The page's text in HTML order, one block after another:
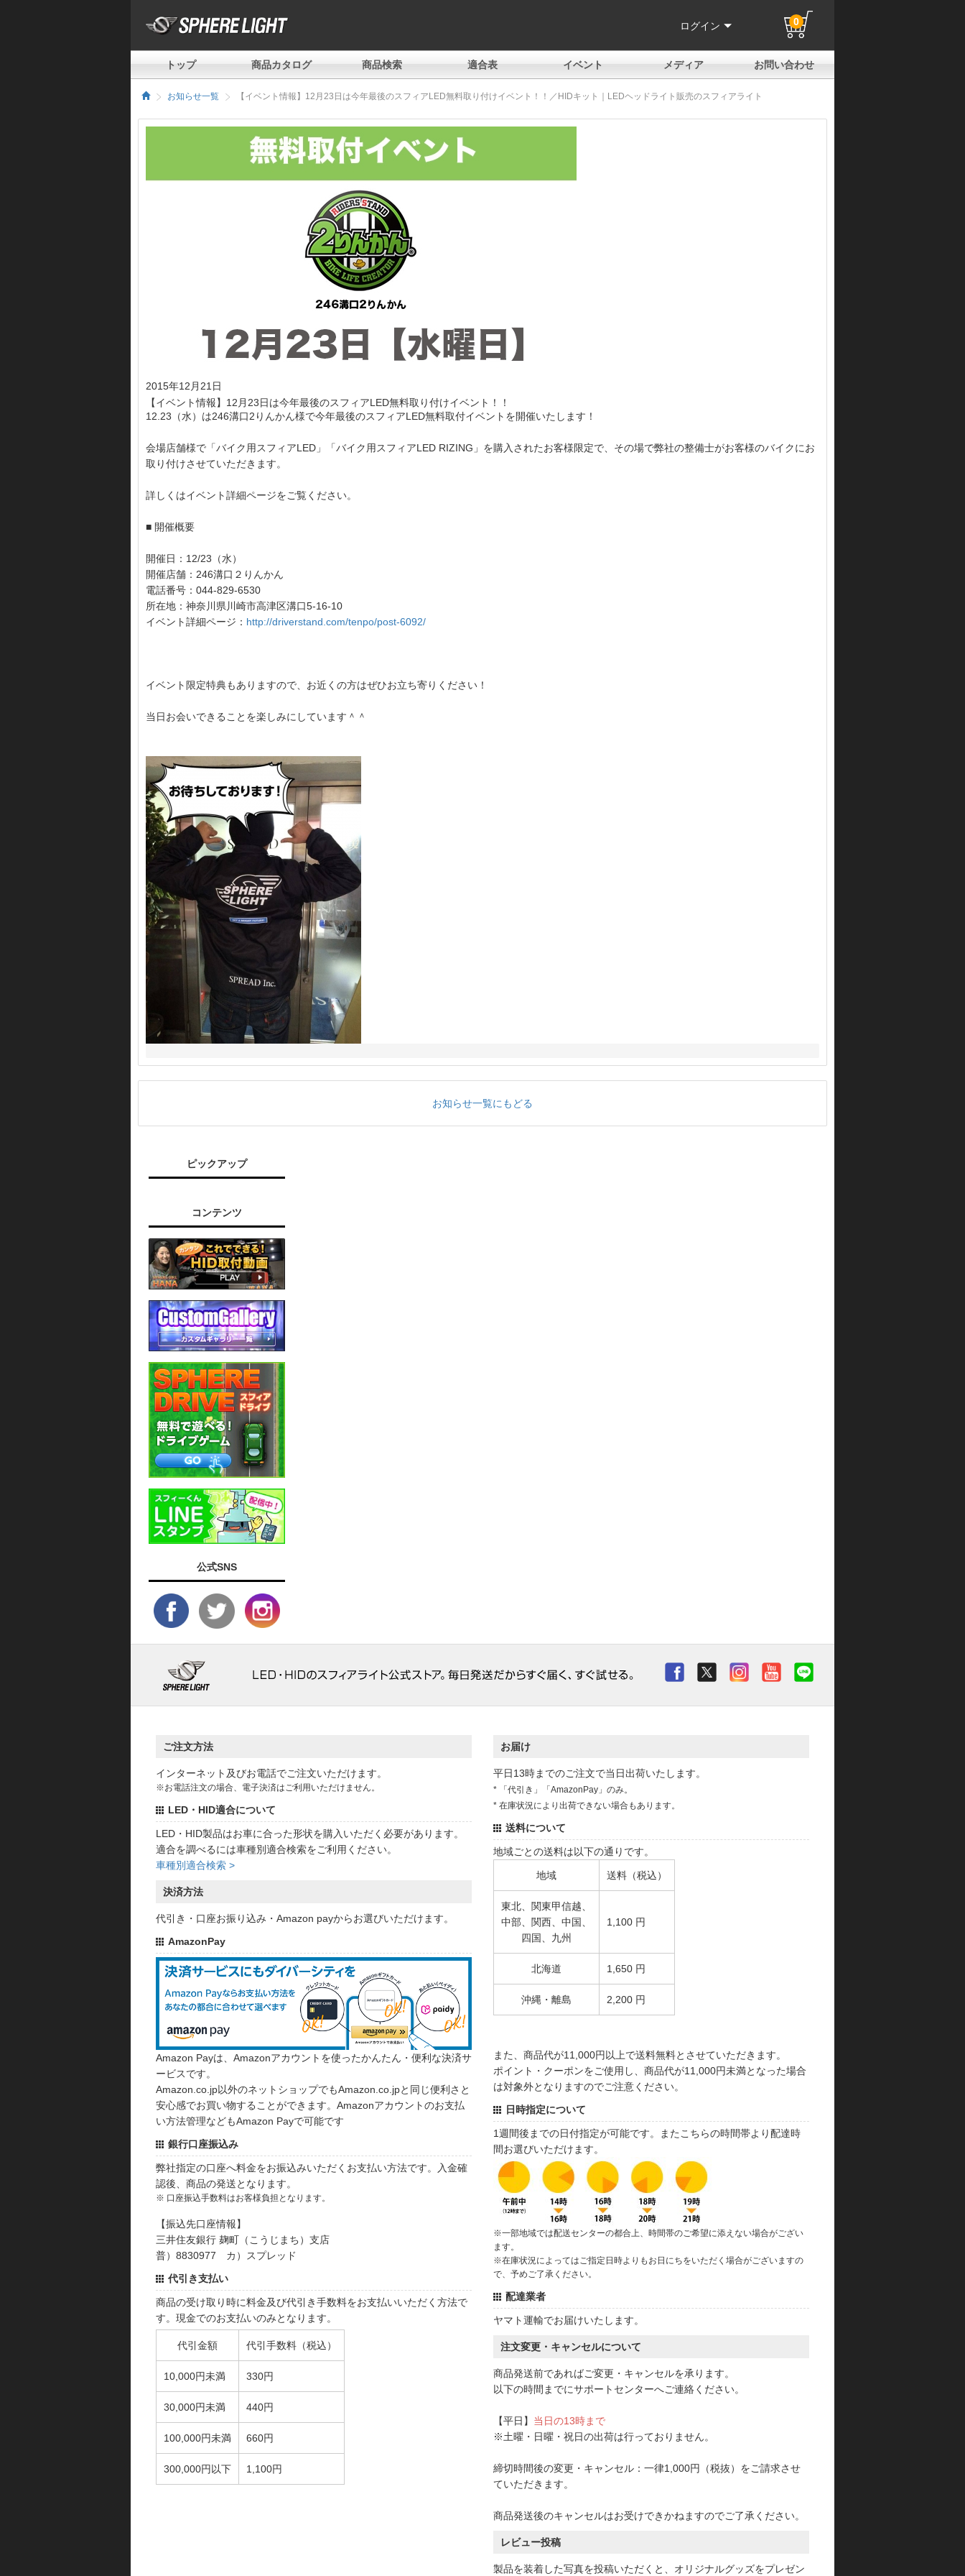
ログイン 0
トップ 商品カタログ 商品検索 適合表 イベント メディア お問い合わせ
はじめての方へ
よくある質問
電話でのお問い合わせ
メールお問い合わせ
全国取扱店
全国取付協力店
業販申請フォーム
製品保証申請のご案内
ユーザー登録（保証）
お知らせ一覧 【イベント情報】12月23日は今年最後のスフィアLED無料取り付けイベント！！／HIDキット｜LEDヘッドライト販売のスフィアライト
2015年12月21日
【イベント情報】12月23日は今年最後のスフィアLED無料取り付けイベント！！
12.23（水）は246溝口2りんかん様で今年最後のスフィアLED無料取付イベントを開催いたします！
会場店舗様で「バイク用スフィアLED」「バイク用スフィアLED RIZING」を購入されたお客様限定で、その場で弊社の整備士がお客様のバイクにお
取り付けさせていただきます。
詳しくはイベント詳細ページをご覧ください。
■ 開催概要
開催日：12/23（水）
開催店舗：246溝口２りんかん
電話番号：044-829-6530
所在地：神奈川県川崎市高津区溝口5-16-10
イベント詳細ページ： http://driverstand.com/tenpo/post-6092/
イベント限定特典もありますので、お近くの方はぜひお立ち寄りください！
当日お会いできることを楽しみにしています＾＾
お知らせ一覧にもどる
ピックアップ
コンテンツ
公式SNS
ご注文方法
インターネット及びお電話でご注文いただけます。
※お電話注文の場合、電子決済はご利用いただけません。
LED・HID適合について
LED・HID製品はお車に合った形状を購入いただく必要があります。
適合を調べるには車種別適合検索をご利用ください。
車種別適合検索 >
決済方法
代引き・口座お振り込み・Amazon payからお選びいただけます。
AmazonPay
Amazon Payは、Amazonアカウントを使ったかんたん・便利な決済サ
ービスです。
Amazon.co.jp以外のネットショップでもAmazon.co.jpと同じ便利さと
安心感でお買い物することができます。Amazonアカウントのお支払
い方法管理などもAmazon Payで可能です
銀行口座振込み
弊社指定の口座へ料金をお振込みいただくお支払い方法です。入金確
認後、商品の発送となります。
※ 口座振込手数料はお客様負担となります。
【振込先口座情報】
三井住友銀行 麹町（こうじまち）支店
普）8830977 カ）スプレッド
代引き支払い
商品の受け取り時に料金及び代引き手数料をお支払いいただく方法で
す。現金でのお支払いのみとなります。
代引金額 代引手数料（税込）
10,000円未満 330円
30,000円未満 440円
100,000円未満 660円
300,000円以下 1,100円
お届け
平日13時までのご注文で当日出荷いたします。
* 「代引き」「AmazonPay」のみ。
* 在庫状況により出荷できない場合もあります。
送料について
地域ごとの送料は以下の通りです。
地域 送料（税込）
東北、関東甲信越、
中部、関西、中国、
四国、九州
1,100 円
北海道 1,650 円
沖縄・離島 2,200 円
また、商品代が11,000円以上で送料無料とさせていただきます。
ポイント・クーポンをご使用し、商品代が11,000円未満となった場合
は対象外となりますのでご注意ください。
日時指定について
1週間後までの日付指定が可能です。またこちらの時間帯より配達時
間お選びいただけます。
※一部地域では配送センターの都合上、時間帯のご希望に添えない場合がござい
ます。
※在庫状況によってはご指定日時よりもお日にちをいただく場合がございますの
で、予めご了承ください。
配達業者
ヤマト運輸でお届けいたします。
注文変更・キャンセルについて
商品発送前であればご変更・キャンセルを承ります。
以下の時間までにサポートセンターへご連絡ください。
【平日】 当日の13時まで
※土曜・日曜・祝日の出荷は行っておりません。
締切時間後の変更・キャンセル：一律1,000円（税抜）をご請求させ
ていただきます。
商品発送後のキャンセルはお受けできかねますのでご了承ください。
レビュー投稿
製品を装着した写真を投稿いただくと、オリジナルグッズをプレゼン